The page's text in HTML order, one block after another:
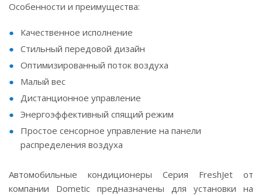
Особенности и преимущества:
Качественное исполнение
Стильный передовой дизайн
Оптимизированный поток воздуха
Малый вес
Дистанционное управление
Энергоэффективный спящий режим
Простое сенсорное управление на панели
распределения воздуха
Автомобильные кондиционеры Серия FreshJet от
компании Dometic предназначены для установки на